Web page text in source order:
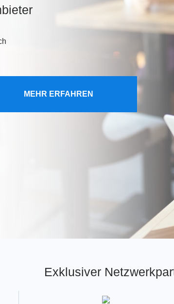
MEHR ERFAHREN
Exklusiver